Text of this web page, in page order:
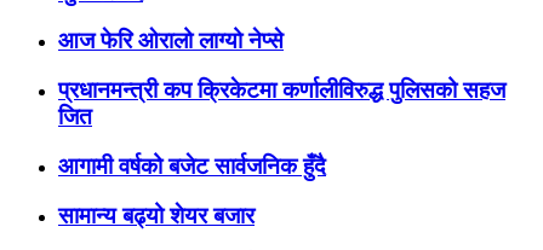
आज फेरि ओरालो लाग्यो नेप्से
प्रधानमन्त्री कप क्रिकेटमा कर्णालीविरुद्ध पुलिसको सहज
जित
आगामी वर्षको बजेट सार्वजनिक हुँदै
सामान्य बढ्यो शेयर बजार